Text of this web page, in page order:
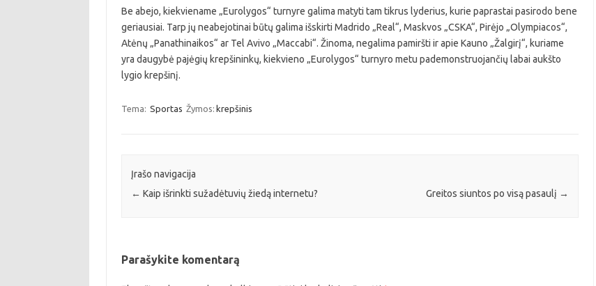
Be abejo, kiekviename „Eurolygos“ turnyre galima matyti tam tikrus lyderius, kurie paprastai pasirodo bene
geriausiai. Tarp jų neabejotinai būtų galima išskirti Madrido „Real“, Maskvos „CSKA“, Pirėjo „Olympiacos“,
Atėnų „Panathinaikos“ ar Tel Avivo „Maccabi“. Žinoma, negalima pamiršti ir apie Kauno „Žalgirį“, kuriame
yra daugybė pajėgių krepšininkų, kiekvieno „Eurolygos“ turnyro metu pademonstruojančių labai aukšto
lygio krepšinį.
Tema: Sportas Žymos: krepšinis
Įrašo navigacija
← Kaip išrinkti sužadėtuvių žiedą internetu? Greitos siuntos po visą pasaulį →
Parašykite komentarą